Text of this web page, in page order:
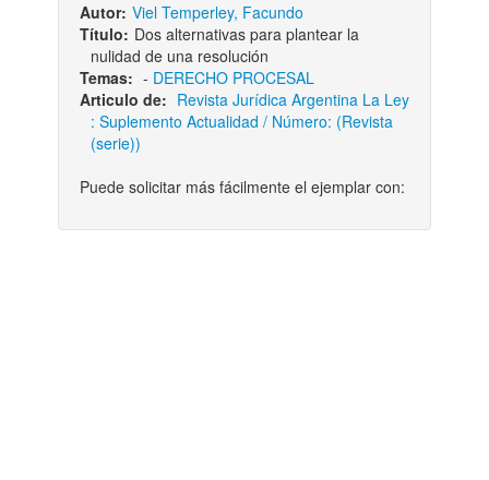
Autor: Viel Temperley, Facundo
Título: Dos alternativas para plantear la
nulidad de una resolución
Temas: - DERECHO PROCESAL
Articulo de: Revista Jurídica Argentina La Ley
: Suplemento Actualidad / Número: (Revista
(serie))
Puede solicitar más fácilmente el ejemplar con: